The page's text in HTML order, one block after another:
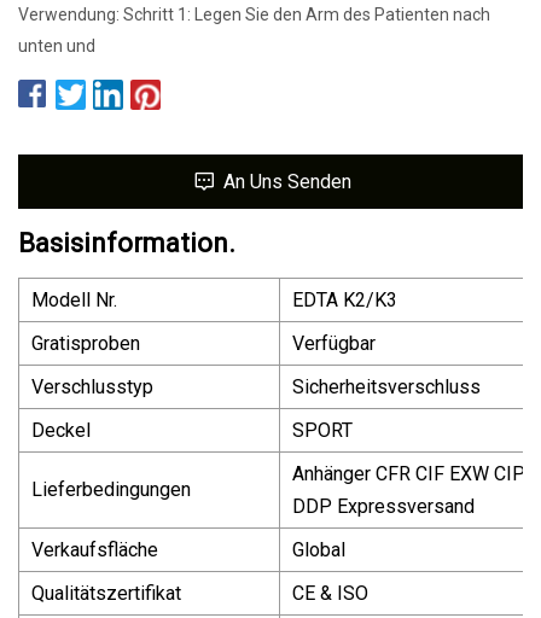
Verwendung: Schritt 1: Legen Sie den Arm des Patienten nach
unten und
An Uns Senden
Basisinformation.
Modell Nr.
EDTA K2/K3
Gratisproben
Verfügbar
Verschlusstyp
Sicherheitsverschluss
Deckel
SPORT
Lieferbedingungen
Anhänger CFR CIF EXW CIP
DDP Expressversand
Verkaufsfläche
Global
Qualitätszertifikat
CE & ISO